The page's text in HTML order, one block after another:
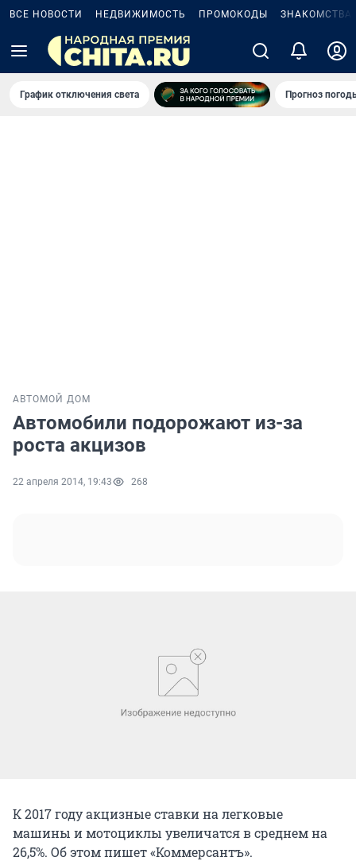
ВСЕ НОВОСТИ НЕДВИЖИМОСТЬ ПРОМОКОДЫ ЗНАКОМСТВА
График отключения света Прогноз
АВТО МОЙ ДОМ
Автомобили подорожают из-за
роста акцизов
22 апреля 2014, 19:43 268
К 2017 году акцизные ставки на легковые
машины и мотоциклы увеличатся в среднем на
26,5%. Об этом пишет «Коммерсантъ».